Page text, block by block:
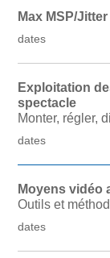
Max MSP/
dates
Exploitation
spectacle
Monter, régler,
dates
Moyens vidéo
Outils et
dates